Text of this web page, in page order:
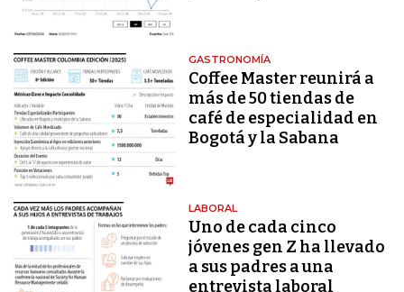
GASTRONOMÍA
Coffee Master reunirá a
más de 50 tiendas de
café de especialidad en
Bogotá y la Sabana
LABORAL
Uno de cada cinco
jóvenes gen Z ha llevado
a sus padres a una
entrevista laboral